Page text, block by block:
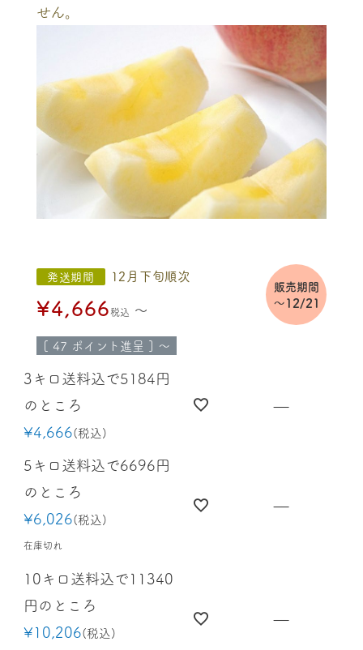
せん。
発送期間 12月下旬順次
¥4,666税込 〜
販売期間
～12/21
[ 47 ポイント進呈 ] 〜
3キロ送料込で5184円
のところ
¥4,666 税込
—
5キロ送料込で6696円
のところ
¥6,026 税込
在庫切れ
—
10キロ送料込で11340
円のところ
¥10,206 税込
—